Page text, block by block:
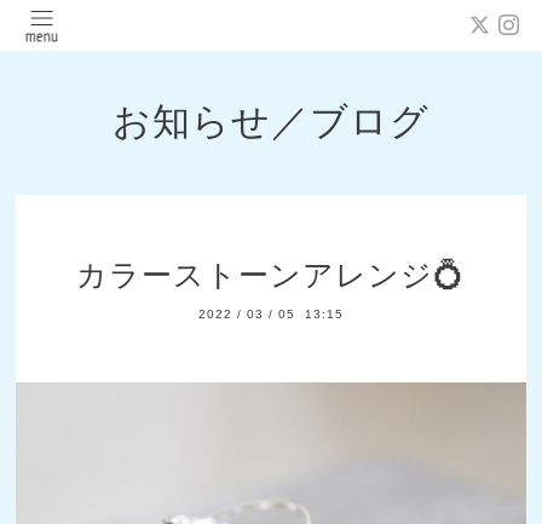
お知らせ／ブログ
カラーストーンアレンジ💍
2022 / 03 / 05 13:15